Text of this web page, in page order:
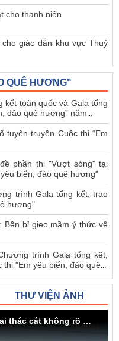
cho thanh niên
giáo dân khu vực Thuỷ
QUÊ HƯƠNG"
kết toàn quốc và Gala tổng
đảo quê hương” năm...
tuyên truyền Cuộc thi “Em
phần thi "Vượt sóng" tại
biển, đảo quê hương"
trình Gala tổng kết, trao
hương"
Bền bỉ gieo mầm ý thức về
trình Gala tổng kết,
thi "Em yêu biển, đảo quê...
THƯ VIỆN ẢNH
Tạm giữ phương tiện đang khai thác cát không rõ nguồn gốc